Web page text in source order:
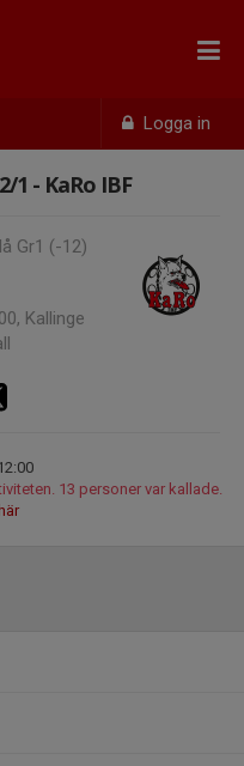
Logga in
1 - KaRo IBF
Gr1 (-12)
Kallinge
13 personer var kallade.